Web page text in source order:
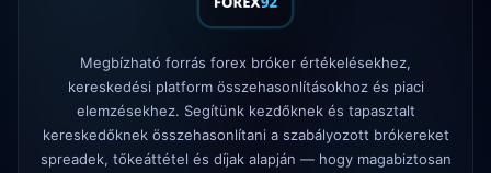
FP Markets— új, jutalékmentes
AvaTrade elvesztette a szabályozói
engedélyt
3d
Tickmill kifizetés sebessége most
24 óra
4d
Megbízható forrás forex bróker értékelésekhez,
kereskedési platform összehasonlításokhoz és piaci
elemzésekhez. Segítünk kezdőknek és tapasztalt
kereskedőknek összehasonlítani a szabályozott brókereket
spreadek, tőkeáttétel és díjak alapján — hogy magabiztosan